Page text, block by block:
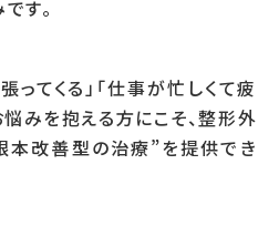
す。
ってくる」「仕事が忙しくて疲
みを抱える方にこそ、整形外
本改善型の治療”を提供でき